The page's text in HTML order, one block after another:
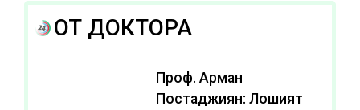
ОТ ДОКТОРА
Проф. Арман
Постаджиян: Лошият